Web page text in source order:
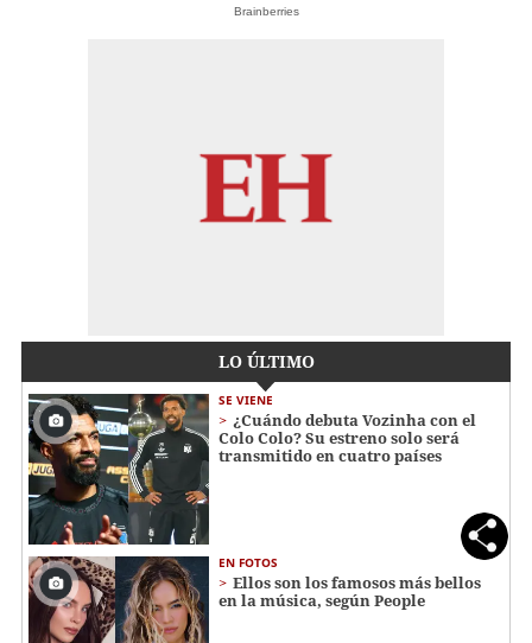
Brainberries
LO ÚLTIMO
SE VIENE
¿Cuándo debuta Vozinha con el
Colo Colo? Su estreno solo será
transmitido en cuatro países
EN FOTOS
Ellos son los famosos más bellos
en la música, según People